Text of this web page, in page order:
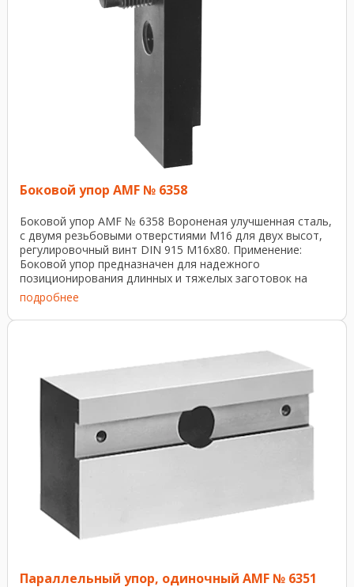
Боковой упор AMF № 6358
Боковой упор AMF № 6358 Вороненая улучшенная сталь,
с двумя резьбовыми отверстиями M16 для двух высот,
регулировочный винт DIN 915 M16x80. Применение:
Боковой упор предназначен для надежного
позиционирования длинных и тяжелых заготовок на
столе с ...
подробнее
Параллельный упор, одиночный AMF № 6351